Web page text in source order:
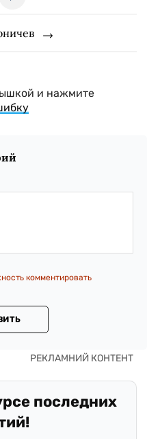
и нажмите
комментировать
последних